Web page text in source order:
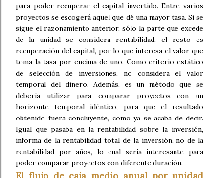
para poder recuperar el capital invertido. Entre varios
proyectos se escogerá aquel que dé una mayor tasa. Si se
sigue el razonamiento anterior, sólo la parte que excede
de la unidad se considera rentabilidad, el resto es
recuperación del capital, por lo que interesa el valor que
toma la tasa por encima de uno. Como criterio estático
de selección de inversiones, no considera el valor
temporal del dinero. Además, es un método que se
debería utilizar para comparar proyectos con un
horizonte temporal idéntico, para que el resultado
obtenido fuera concluyente, como ya se acaba de decir.
Igual que pasaba en la rentabilidad sobre la inversión,
informa de la rentabilidad total de la inversión, no de la
rentabilidad por años, lo cual sería interesante para
poder comparar proyectos con diferente duración.